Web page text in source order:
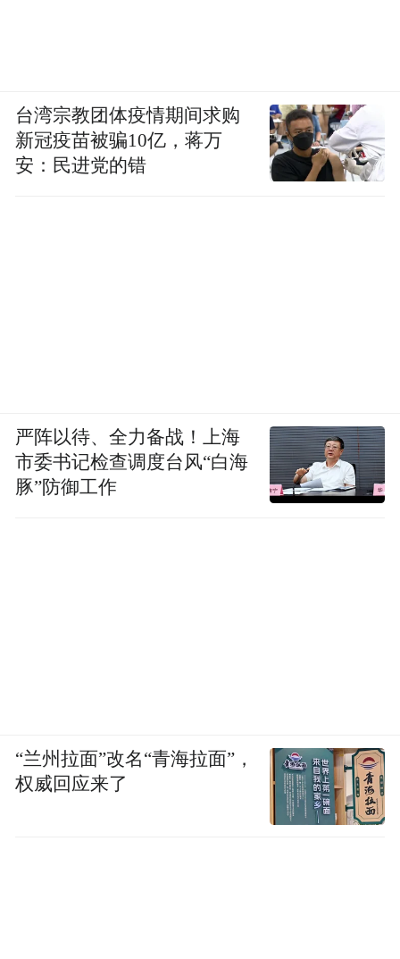
台湾宗教团体疫情期间求购
新冠疫苗被骗10亿，蒋万
安：民进党的错
严阵以待、全力备战！上海
市委书记检查调度台风“白海
豚”防御工作
“兰州拉面”改名“青海拉面”，
权威回应来了